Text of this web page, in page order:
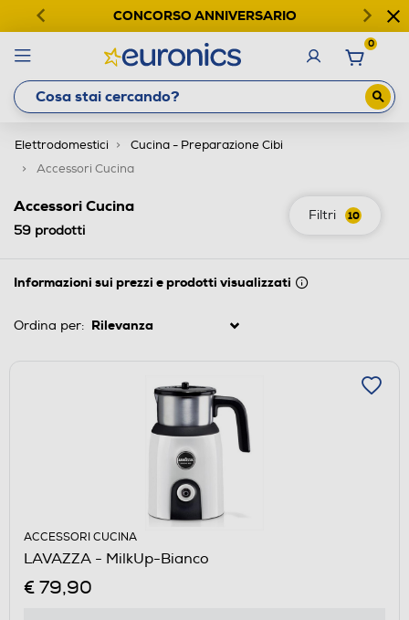
CONCORSO ANNIVERSARIO
0
Elettrodomestici
Cucina - Preparazione Cibi
Accessori Cucina
Filtri 10
Accessori Cucina
59 prodotti
Informazioni sui prezzi e prodotti visualizzati
Ordina per:
ACCESSORI CUCINA
LAVAZZA - MilkUp-Bianco
€ 79,90